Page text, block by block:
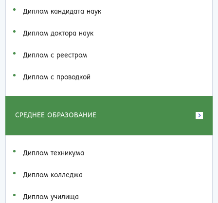
Диплом кандидата наук
Диплом доктора наук
Диплом с реестром
Диплом с проводкой
СРЕДНЕЕ ОБРАЗОВАНИЕ
Диплом техникума
Диплом колледжа
Диплом училища